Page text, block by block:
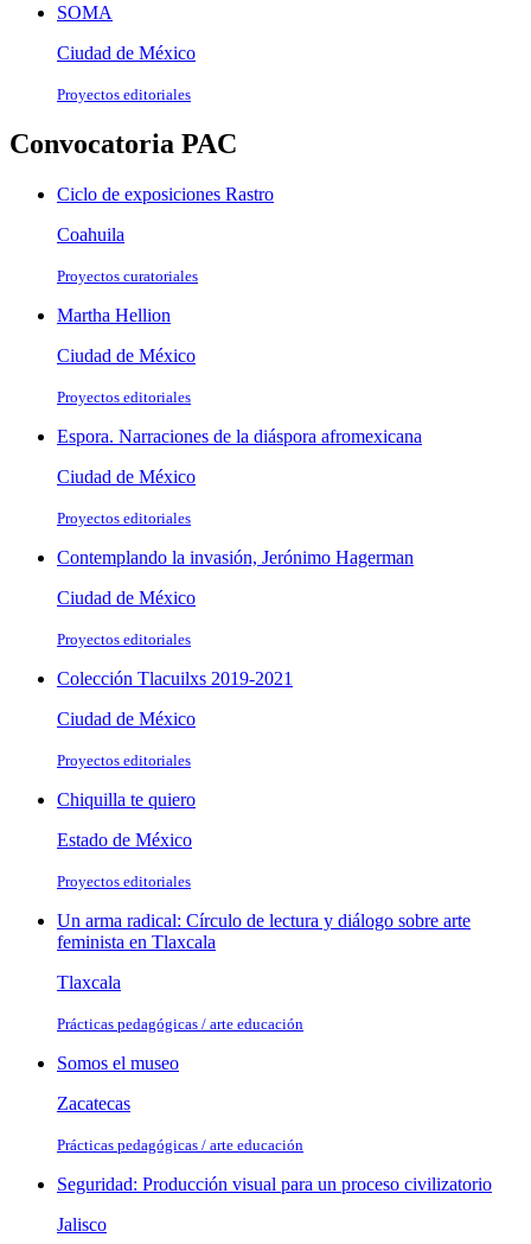
SOMA
Ciudad de México
Proyectos editoriales
Convocatoria PAC
Ciclo de exposiciones Rastro
Coahuila
Proyectos curatoriales
Martha Hellion
Ciudad de México
Proyectos editoriales
Espora. Narraciones de la diáspora afromexicana
Ciudad de México
Proyectos editoriales
Contemplando la invasión, Jerónimo Hagerman
Ciudad de México
Proyectos editoriales
Colección Tlacuilxs 2019-2021
Ciudad de México
Proyectos editoriales
Chiquilla te quiero
Estado de México
Proyectos editoriales
Un arma radical: Círculo de lectura y diálogo sobre arte
feminista en Tlaxcala
Tlaxcala
Prácticas pedagógicas / arte educación
Somos el museo
Zacatecas
Prácticas pedagógicas / arte educación
Seguridad: Producción visual para un proceso civilizatorio
Jalisco